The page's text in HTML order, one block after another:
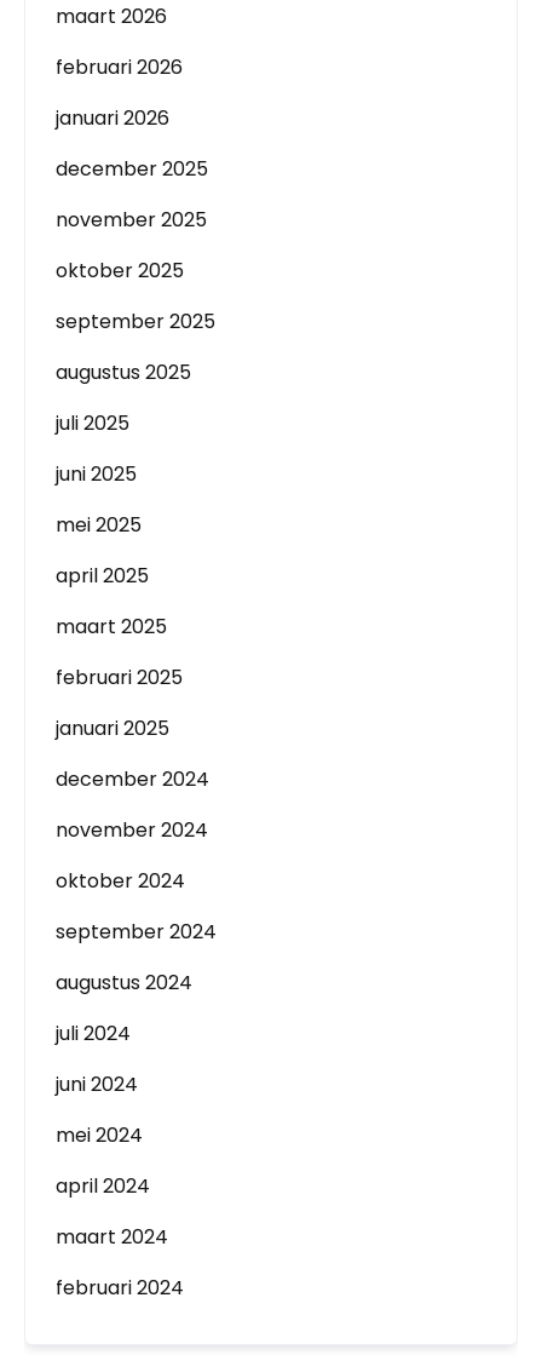
maart 2026
februari 2026
januari 2026
december 2025
november 2025
oktober 2025
september 2025
augustus 2025
juli 2025
juni 2025
mei 2025
april 2025
maart 2025
februari 2025
januari 2025
december 2024
november 2024
oktober 2024
september 2024
augustus 2024
juli 2024
juni 2024
mei 2024
april 2024
maart 2024
februari 2024